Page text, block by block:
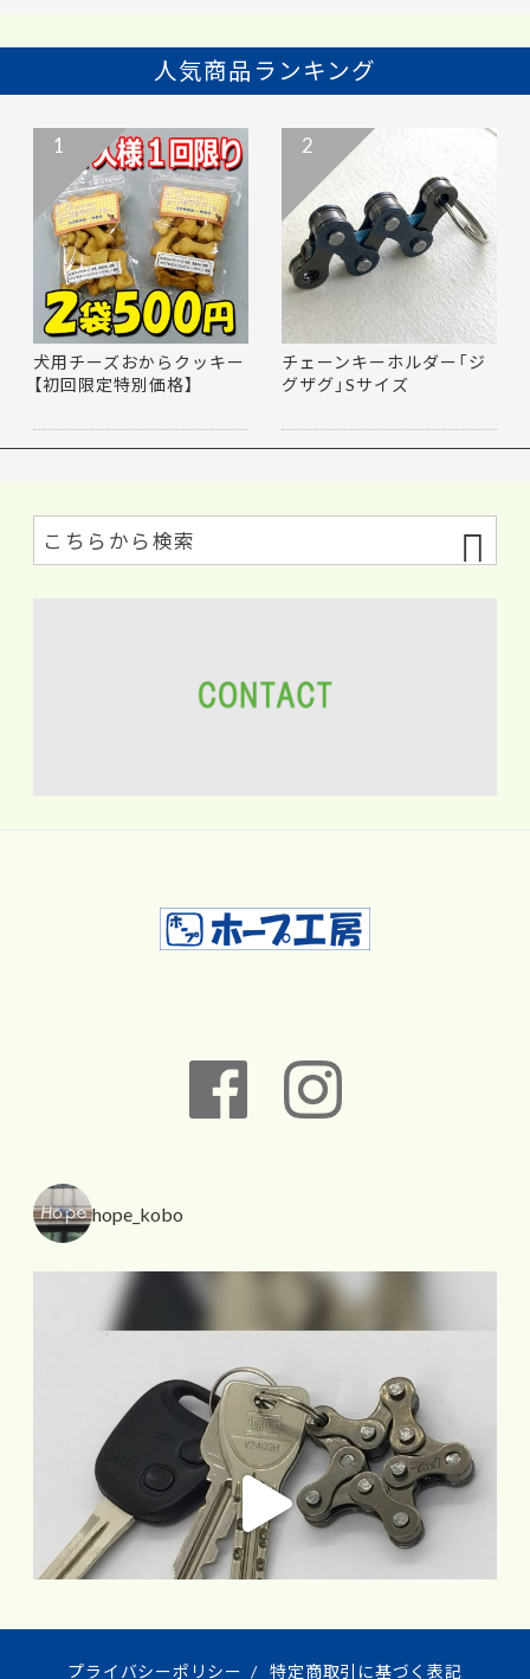
人気商品ランキング
犬用チーズおからクッキー
【初回限定特別価格】
1
チェーンキーホルダー「ジ
グザグ」Sサイズ
2
hope_kobo
プライバシーポリシー / 特定商取引に基づく表記